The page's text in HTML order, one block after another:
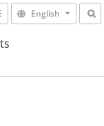
English